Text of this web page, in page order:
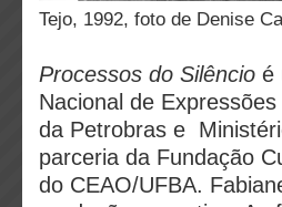
Tejo, 1992, foto de Denise
Processos do Silêncio é
Nacional de
da Petrobras e
parceria da Fundação
do CEAO/UFBA.